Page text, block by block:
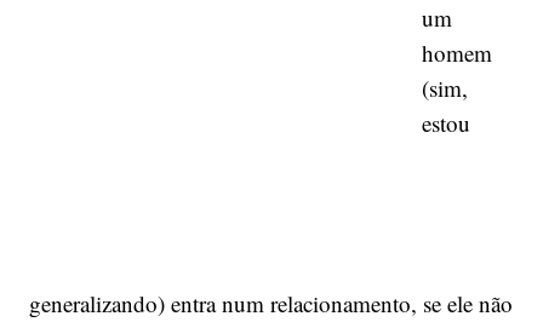
um
homem
(sim,
estou
generalizando) entra num relacionamento, se ele não